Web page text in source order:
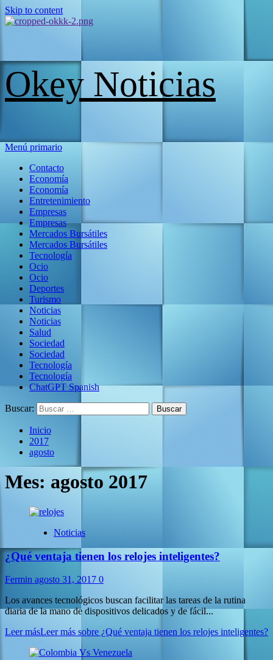
Skip to content
Okey Noticias
Menú primario
Contacto
Economía
Economía
Entretenimiento
Empresas
Empresas
Mercados Bursátiles
Mercados Bursátiles
Tecnología
Ocio
Ocio
Deportes
Turismo
Noticias
Noticias
Salud
Sociedad
Sociedad
Tecnología
Tecnología
ChatGPT Spanish
Buscar:
Inicio
2017
agosto
Mes: agosto 2017
Noticias
¿Qué ventaja tienen los relojes inteligentes?
Fermin agosto 31, 2017 0
Los avances tecnológicos buscan facilitar las tareas de la rutina
diaria de la mano de dispositivos delicados y de fácil...
Leer másLeer más sobre ¿Qué ventaja tienen los relojes inteligentes?